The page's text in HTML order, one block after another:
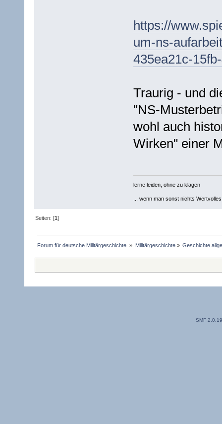
https://
um-ns-
435ea21c-
Traurig - und
"NS-
wohl auch
Wirken" einer
lerne leiden, ohne zu klagen
... wenn man sonst nichts
Seiten: [1]
Forum für deutsche Militärgeschichte » Militärgeschichte» Geschichte
SMF 2.0.19